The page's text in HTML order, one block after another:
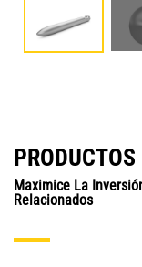
Maximice La
Relacionados